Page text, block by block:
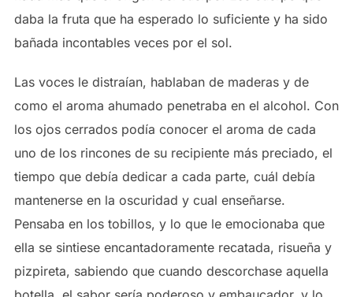
daba la fruta que ha esperado lo suficiente y ha sido
bañada incontables veces por el sol.
Las voces le distraían, hablaban de maderas y de
como el aroma ahumado penetraba en el alcohol. Con
los ojos cerrados podía conocer el aroma de cada
uno de los rincones de su recipiente más preciado, el
tiempo que debía dedicar a cada parte, cuál debía
mantenerse en la oscuridad y cual enseñarse.
Pensaba en los tobillos, y lo que le emocionaba que
ella se sintiese encantadoramente recatada, risueña y
pizpireta, sabiendo que cuando descorchase aquella